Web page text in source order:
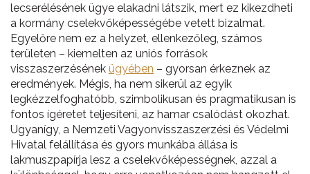
lecserélésének ügye elakadni látszik, mert ez kikezdheti
a kormány cselekvőképességébe vetett bizalmat.
Egyelőre nem ez a helyzet, ellenkezőleg, számos
területen – kiemelten az uniós források
visszaszerzésének ügyében – gyorsan érkeznek az
eredmények. Mégis, ha nem sikerül az egyik
legkézzelfoghatóbb, szimbolikusan és pragmatikusan is
fontos ígéretet teljesíteni, az hamar csalódást okozhat.
Ugyanígy, a Nemzeti Vagyonvisszaszerzési és Védelmi
Hivatal felállítása és gyors munkába állása is
lakmuszpapírja lesz a cselekvőképességnek, azzal a